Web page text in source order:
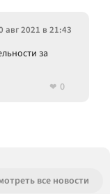
авг 2021 в 21:43
за
0
все новости